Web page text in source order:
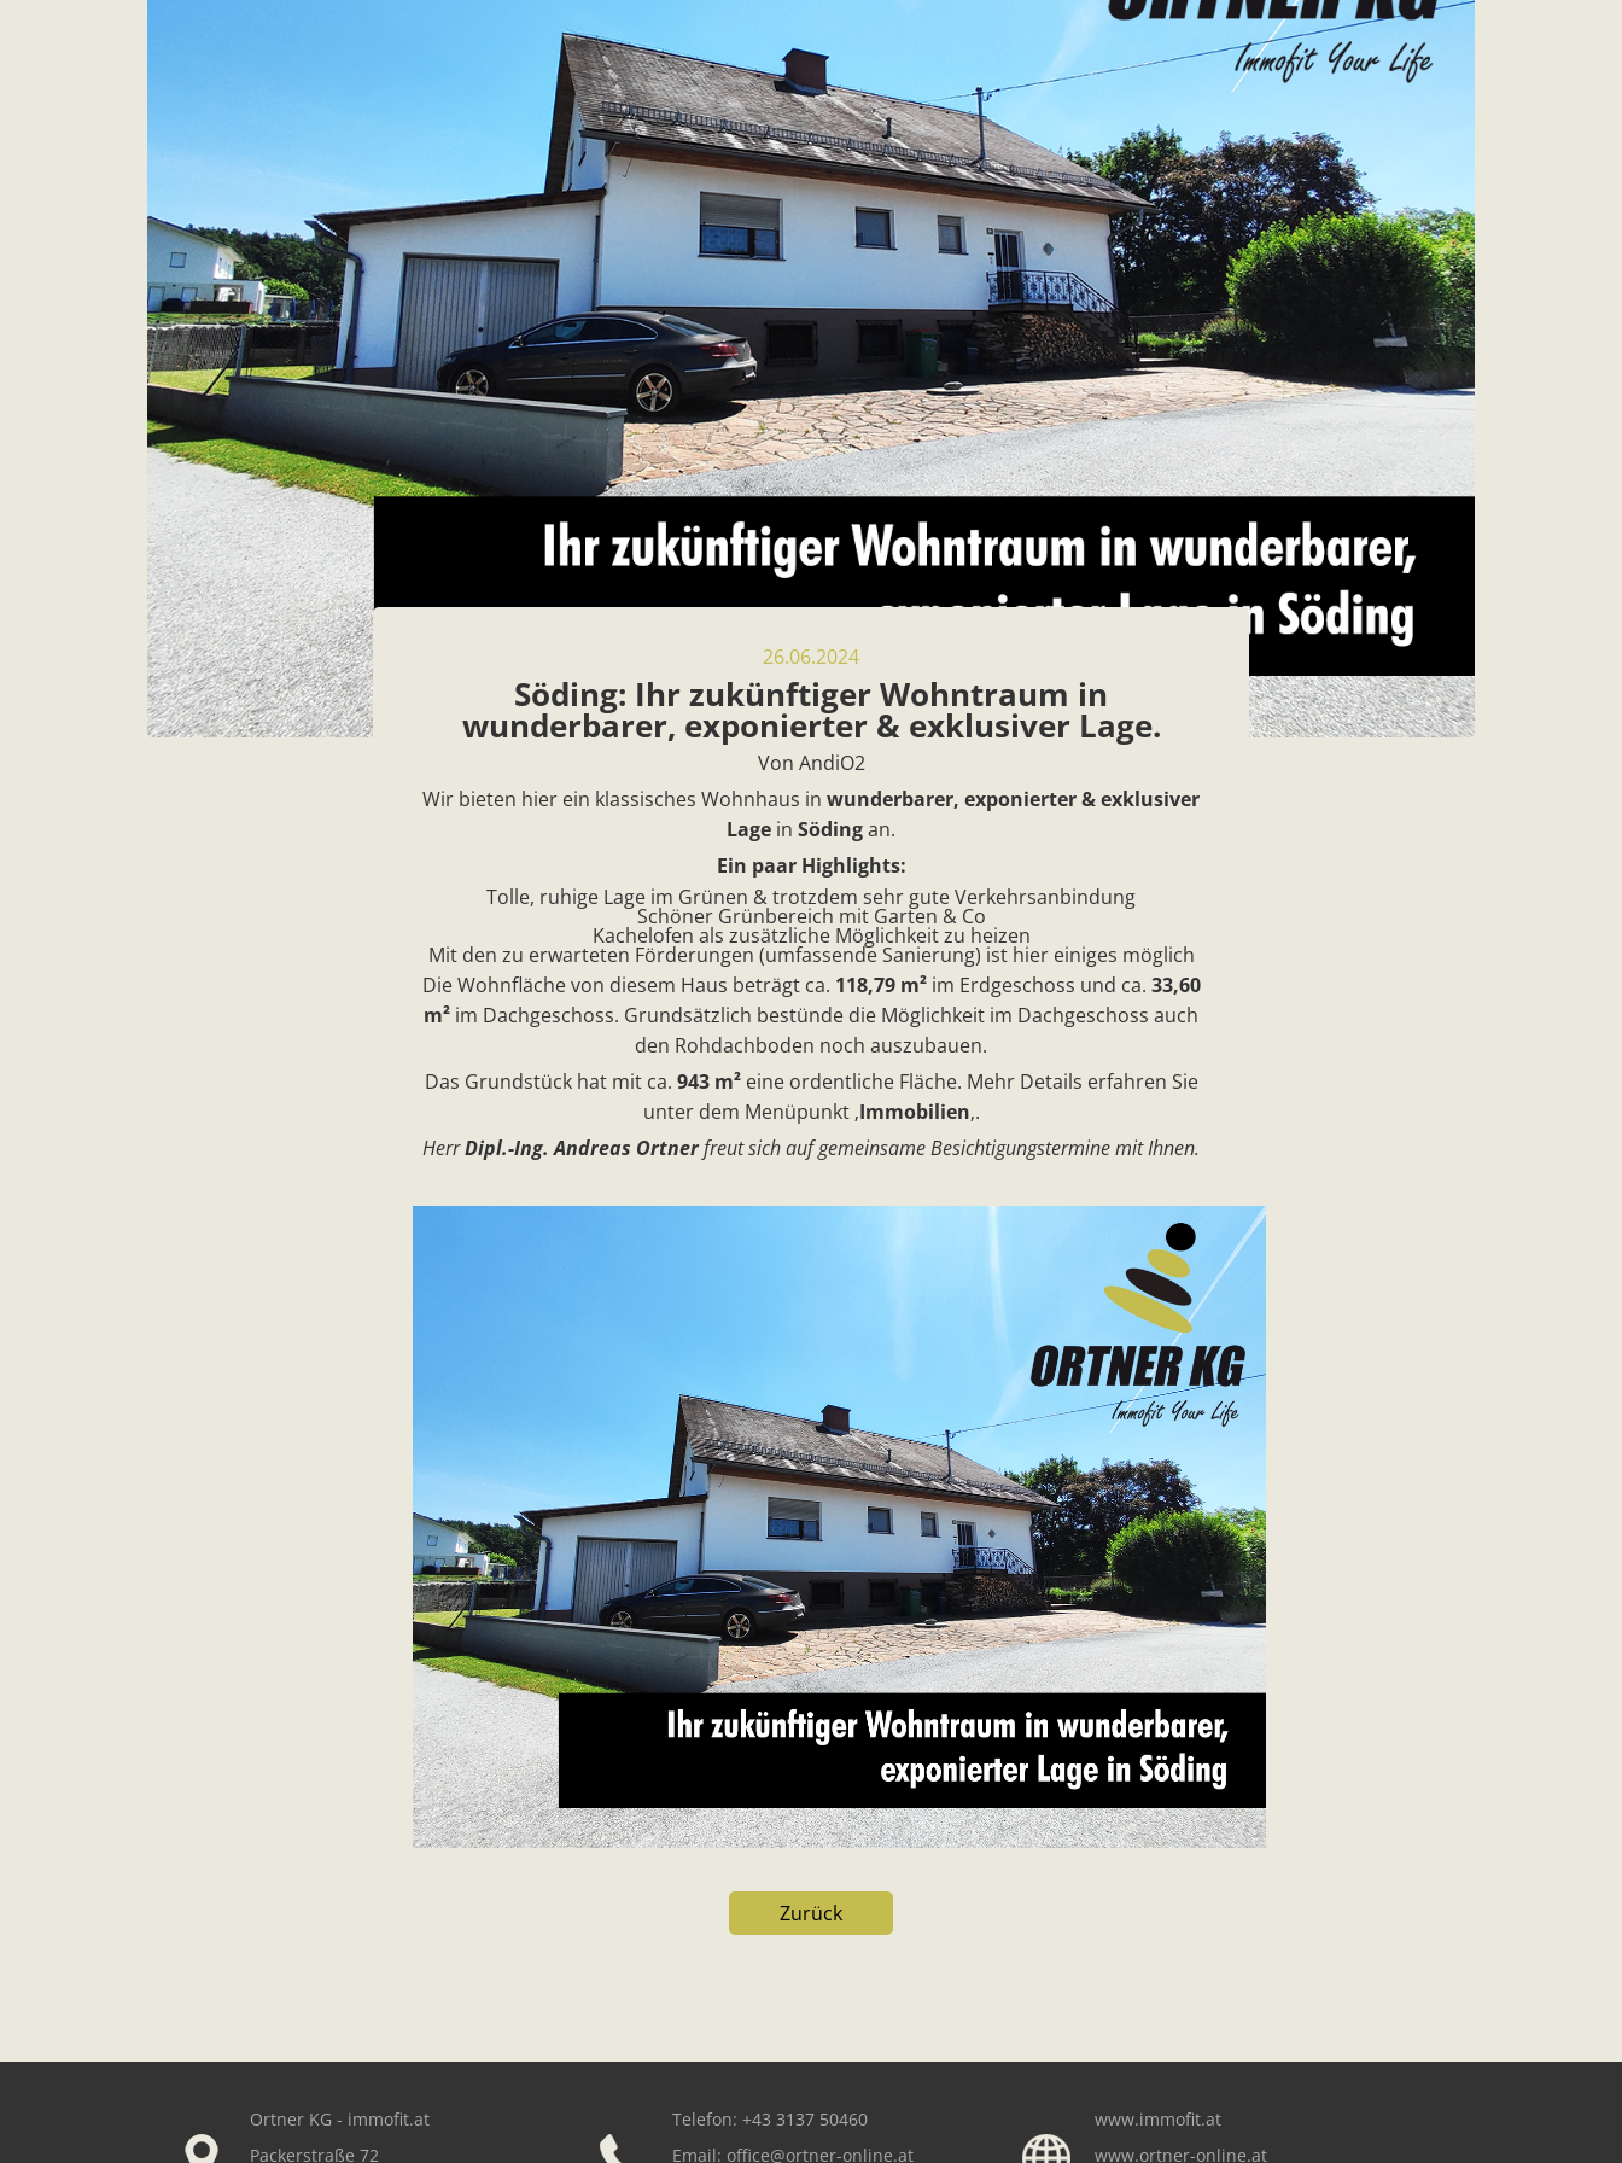
26.06.2024
Söding: Ihr zukünftiger Wohntraum in
wunderbarer, exponierter & exklusiver Lage.
Von AndiO2
Wir bieten hier ein klassisches Wohnhaus in wunderbarer, exponierter & exklusiver
Lage in Södingan.
Ein paar Highlights:
Tolle, ruhige Lage im Grünen & trotzdem sehr gute Verkehrsanbindung
Schöner Grünbereich mit Garten & Co
Kachelofen als zusätzliche Möglichkeit zu heizen
Mit den zu erwarteten Förderungen (umfassende Sanierung) ist hier einiges möglich
Die Wohnfläche von diesem Haus beträgt ca. 118,79 m²im Erdgeschoss und ca. 33,60
m² im Dachgeschoss. Grundsätzlich bestünde die Möglichkeit im Dachgeschoss auch
den Rohdachboden noch auszubauen.
Das Grundstück hat mit ca. 943 m²eine ordentliche Fläche. Mehr Details erfahren Sie
unter dem Menüpunkt ‚Immobilien‚.
HerrDipl.-Ing. Andreas Ortnerfreut sich auf gemeinsame Besichtigungstermine mit Ihnen.
Zurück
Our footer
Ortner KG - immofit.at
Packerstraße 72
Telefon: +43 3137 50460
Email: office@ortner-online.at
www.immofit.at
www.ortner-online.at